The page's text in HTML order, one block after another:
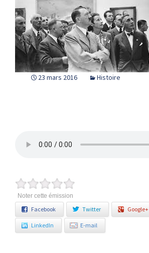
23 mars 2016 Histoire
Noter cette émission
Facebook Twitter Google+
LinkedIn E-mail